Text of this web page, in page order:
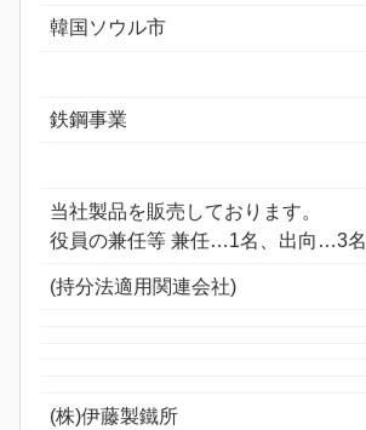
韓国ソウル市
鉄鋼事業
当社製品を販売しております。
役員の兼任等 兼任…1名、出向…3名
(持分法適用関連会社)
(株)伊藤製鐵所